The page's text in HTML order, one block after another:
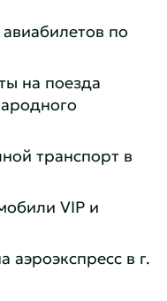
по
на поезда
транспорт в
VIP и
аэроэкспресс в г.